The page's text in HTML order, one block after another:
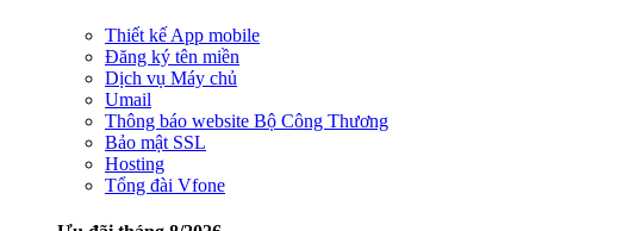
Thiết kế App mobile
Đăng ký tên miền
Dịch vụ Máy chủ
Umail
Thông báo website Bộ Công Thương
Bảo mật SSL
Hosting
Tổng đài Vfone